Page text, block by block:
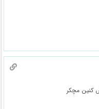
کنین مچکر